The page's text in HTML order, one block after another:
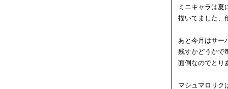
ミニキャラは夏
描いてました、
あと今月はサー
残すかどうかで
面倒なのでとり
マシュマロリク